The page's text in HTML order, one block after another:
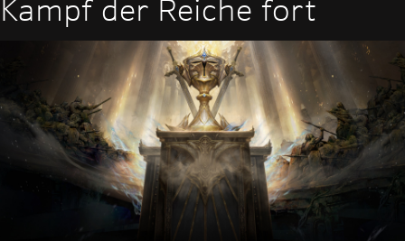
Kampf der Reiche fort